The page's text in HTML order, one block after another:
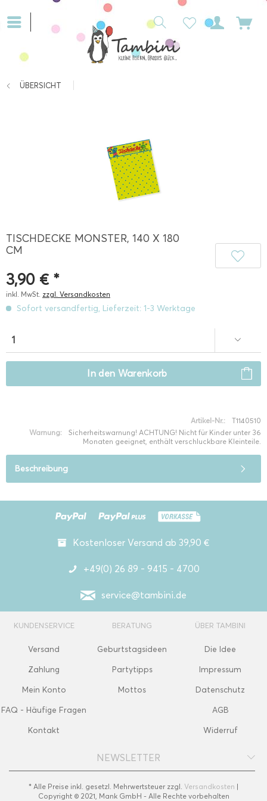
ÜBERSICHT
TISCHDECKE MONSTER, 140 X 180
CM
3,90 € *
inkl. MwSt. zzgl. Versandkosten
Sofort versandfertig, Lieferzeit: 1-3 Werktage
In den Warenkorb
Artikel-Nr.:
T1140510
Warnung:
Sicherheitswarnung! ACHTUNG! Nicht für Kinder unter 36
Monaten geeignet, enthält verschluckbare Kleinteile.
Beschreibung
Kostenloser Versand ab 39,90 €
+49(0) 26 89 - 9415 - 4700
service@tambini.de
KUNDENSERVICE
Versand
Zahlung
Mein Konto
FAQ - Häufige Fragen
Kontakt
BERATUNG
Geburtstagsideen
Partytipps
Mottos
ÜBER TAMBINI
Die Idee
Impressum
Datenschutz
AGB
Widerruf
NEWSLETTER
* Alle Preise inkl. gesetzl. Mehrwertsteuer zzgl. Versandkosten |
Copyright © 2021, Mank GmbH - Alle Rechte vorbehalten